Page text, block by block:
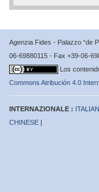
Agenzia Fides - Palazzo “de
06-69880115 - Fax +39-06-
Los
Commons Atribución 4.0
INTERNAZIONALE :
CHINESE |